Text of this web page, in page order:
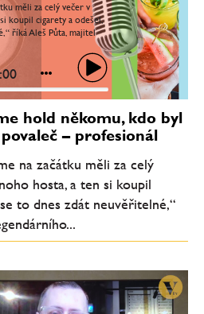
měli za celý večer v
koupil cigarety a odešel,
říká Aleš Půta, majitel
hold někomu, kdo byl
– profesionál
na začátku měli za celý
hosta, a ten si koupil
to dnes zdát neuvěřitelné,“